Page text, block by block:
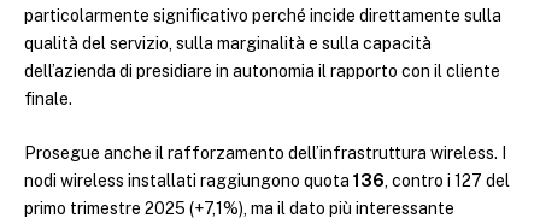
particolarmente significativo perché incide direttamente sulla
qualità del servizio, sulla marginalità e sulla capacità
dell’azienda di presidiare in autonomia il rapporto con il cliente
finale.
Prosegue anche il rafforzamento dell’infrastruttura wireless. I
nodi wireless installati raggiungono quota 136, contro i 127 del
primo trimestre 2025 (+7,1%), ma il dato più interessante